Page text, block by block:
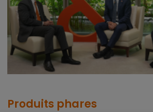
Produits phares